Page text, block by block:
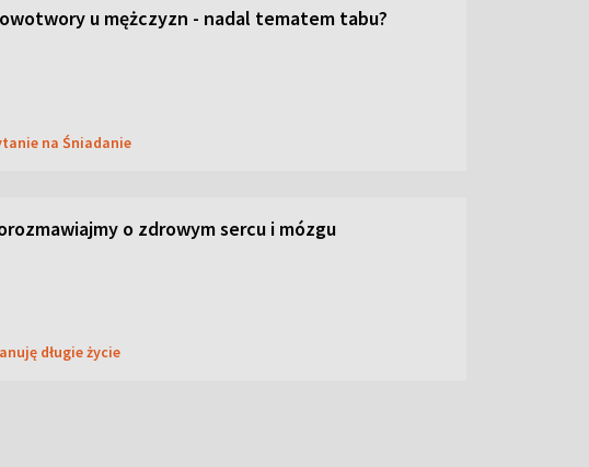
u mężczyzn - nadal tematem tabu?
na Śniadanie
o zdrowym sercu i mózgu
długie życie